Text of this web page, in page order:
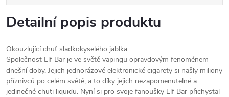
Detailní popis produktu
Okouzlující chuť sladkokyselého jablka.
Společnost Elf Bar je ve světě vapingu opravdovým fenoménem
dnešní doby. Jejich jednorázové elektronické cigarety si našly miliony
příznivců po celém světě, a to díky jejich nezapomenutelné a
jedinečné chuti liquidu. Nyní si pro svoje fanoušky Elf Bar přichystal